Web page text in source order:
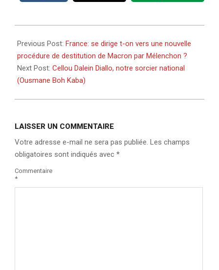
08-
28
Previous Post: France: se dirige t-on vers une nouvelle
procédure de destitution de Macron par Mélenchon ?
Next Post: Cellou Dalein Diallo, notre sorcier national
(Ousmane Boh Kaba)
LAISSER UN COMMENTAIRE
Votre adresse e-mail ne sera pas publiée. Les champs
obligatoires sont indiqués avec *
Commentaire
*